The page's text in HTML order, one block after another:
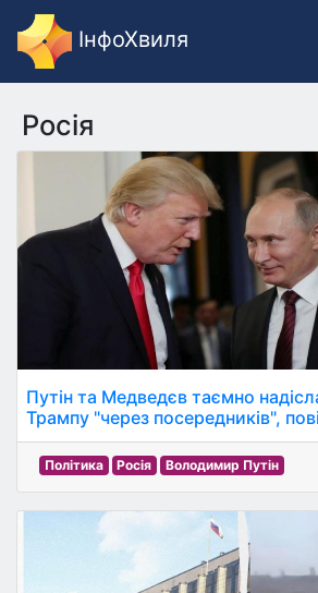
ІнфоХвиля
Росія
Путін та Медведєв таємно
Трампу "через посередників",
Політика Росія Володимир Путін